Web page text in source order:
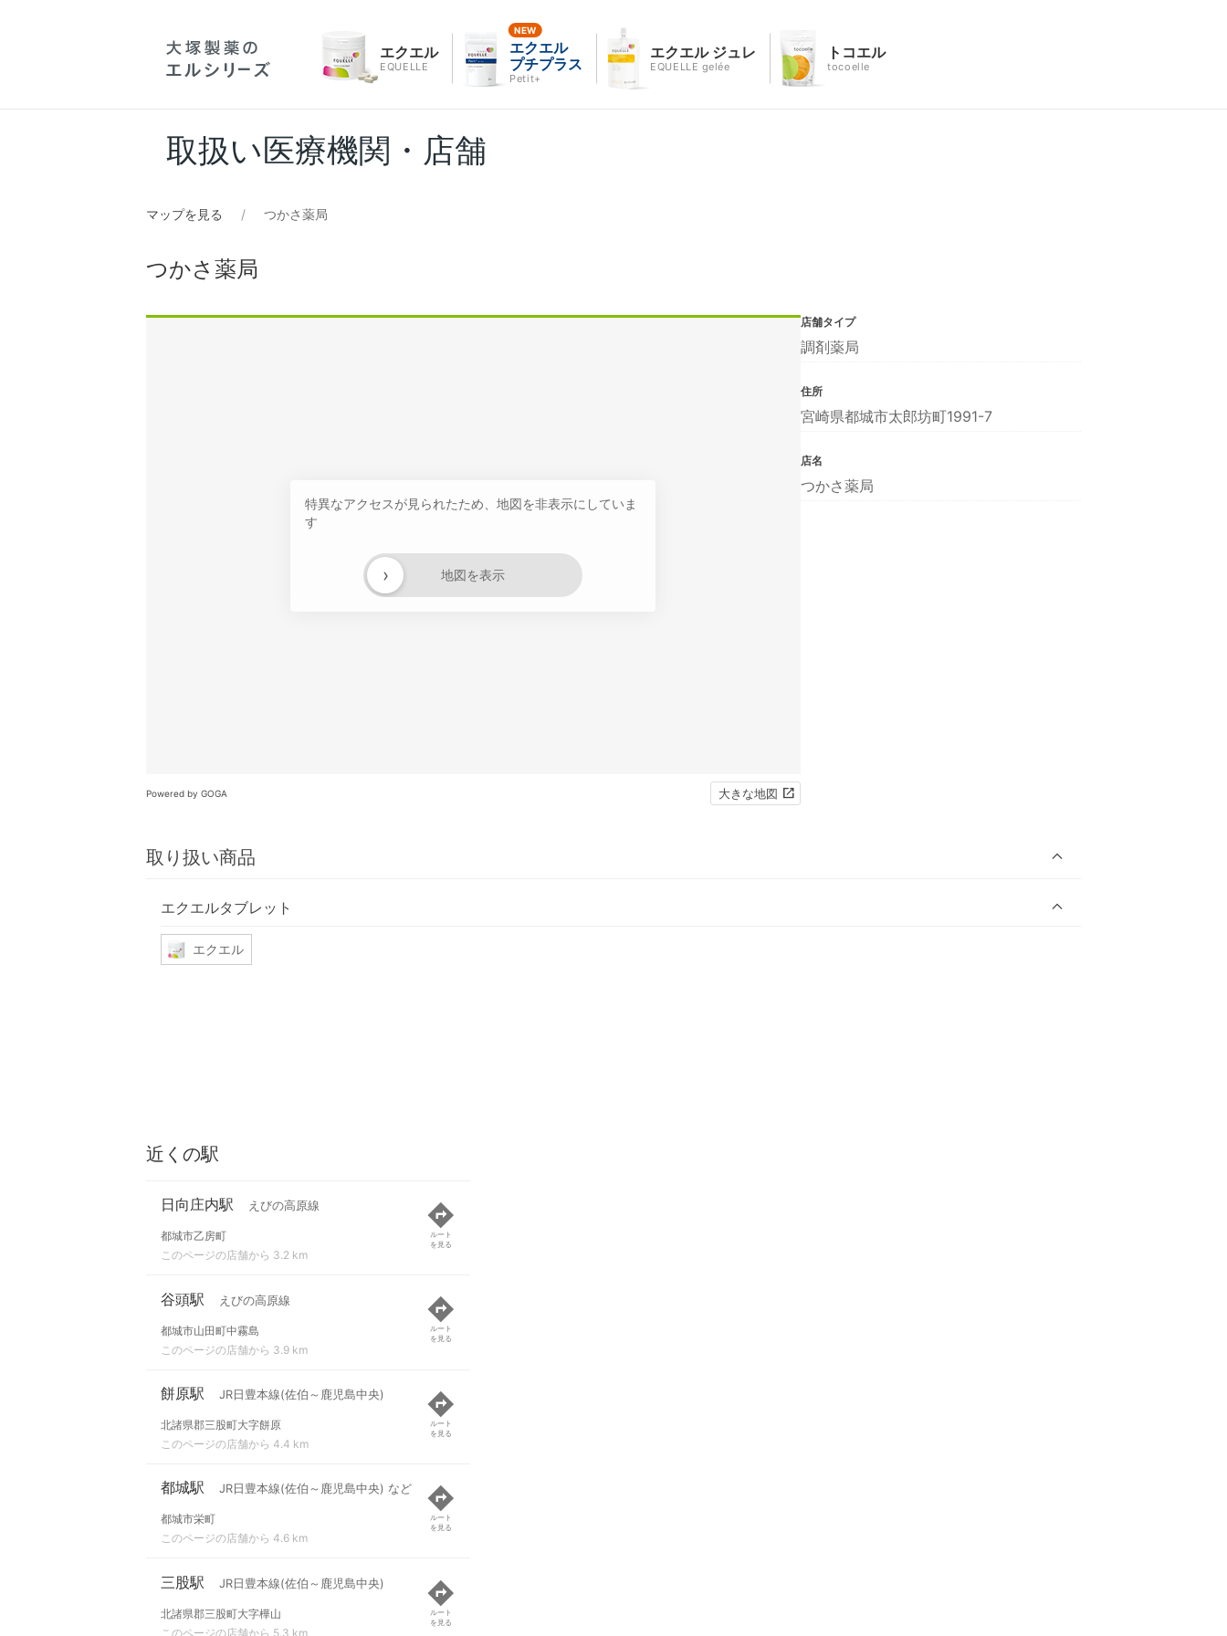
エクエル
EQUELLE
エクエル
プチプラス
Petit+
エクエル ジュレ
EQUELLE gelée
トコエル
tocoelle
取扱い医療機関・店舗
マップを見る つかさ薬局
つかさ薬局
特異なアクセスが見られたため、地図を非表示にしていま
す
地図を表示
›
Powered by GOGA 大きな地図
取り扱い商品
エクエルタブレット
エクエル
店舗タイプ
調剤薬局
住所
宮崎県都城市太郎坊町1991-7
店名
つかさ薬局
近くの駅
日向庄内駅 えびの高原線
都城市乙房町
このページの店舗から 3.2 km
ルート
を見る
谷頭駅 えびの高原線
都城市山田町中霧島
このページの店舗から 3.9 km
ルート
を見る
餅原駅 JR日豊本線(佐伯～鹿児島中央)
北諸県郡三股町大字餅原
このページの店舗から 4.4 km
ルート
を見る
都城駅 JR日豊本線(佐伯～鹿児島中央) など
都城市栄町
このページの店舗から 4.6 km
ルート
を見る
三股駅 JR日豊本線(佐伯～鹿児島中央)
北諸県郡三股町大字樺山
このページの店舗から 5.3 km
ルート
を見る